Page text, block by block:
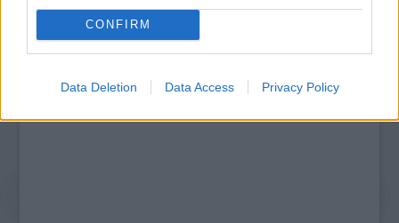
CONFIRM
Data Deletion Data Access Privacy Policy
https://kulturpart.hu/api/trackback/id/7899632
Kommentek:
nem vállal, azokat nem ellenőrzi. Kifogás esetén forduljon a blog szerkesztőjéhez.